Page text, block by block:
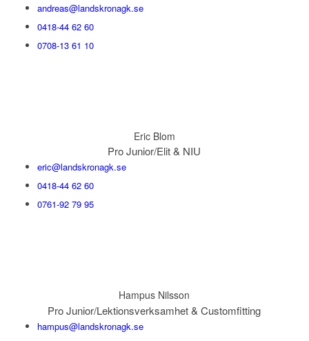
andreas@landskronagk.se
0418-44 62 60
0708-13 61 10
Eric Blom
Pro Junior/Elit & NIU
eric@landskronagk.se
0418-44 62 60
0761-92 79 95
Hampus Nilsson
Pro Junior/Lektionsverksamhet & Customfitting
hampus@landskronagk.se